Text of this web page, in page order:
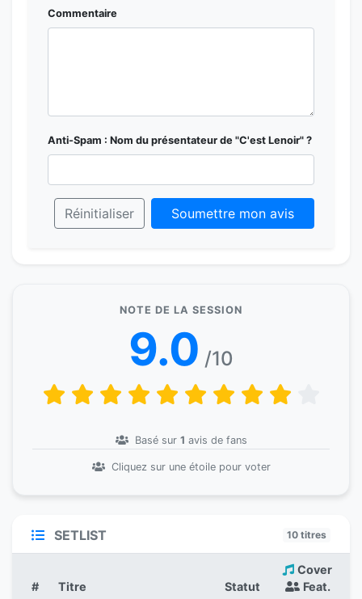
Commentaire
Anti-Spam : Nom du présentateur de "C'est Lenoir" ?
Réinitialiser Soumettre mon avis
NOTE DE LA SESSION
9.0 /10
Basé sur 1 avis de fans
Cliquez sur une étoile pour voter
SETLIST 10 titres
# Titre Statut
Cover
Feat.